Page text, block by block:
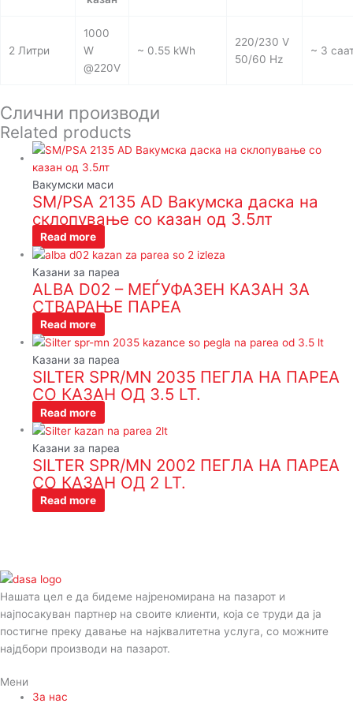
2 Литри
1000
W
@220V
~ 0.55 kWh
220/230 V
50/60 Hz
~ 3
Слични производи
Related products
Вакумски маси
SM/PSA 2135 AD Вакумска даска на
склопување со казан од 3.5лт
Read more
Казани за пареа
ALBA D02 – МЕЃУФАЗЕН КАЗАН ЗА
СТВАРАЊЕ ПАРЕА
Read more
Казани за пареа
SILTER SPR/MN 2035 ПЕГЛА НА ПАРЕА
СО КАЗАН ОД 3.5 LT.
Read more
Казани за пареа
SILTER SPR/MN 2002 ПЕГЛА НА ПАРЕА
СО КАЗАН ОД 2 LT.
Read more
Нашата цел е да бидеме најреномирана на пазарот и
најпосакуван партнер на своите клиенти, која се труди да ја
постигне преку давање на најквалитетна услуга, со можните
најдбори производи на пазарот.
Мени
За нас